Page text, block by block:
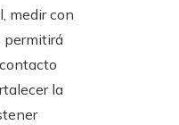
medir con
permitirá
la